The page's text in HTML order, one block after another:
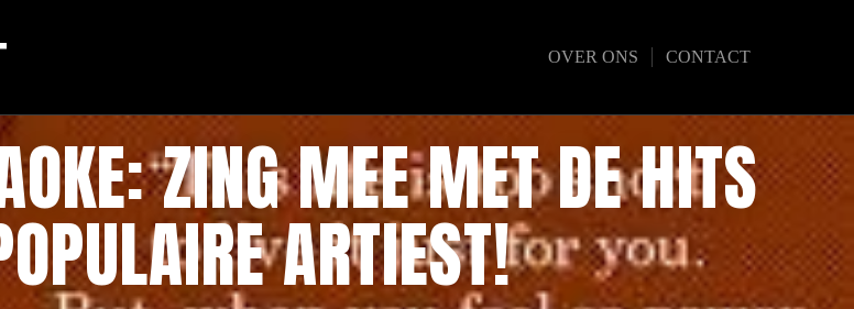
OVER ONS CONTACT
ZING MEE MET DE HITS
ARTIEST!